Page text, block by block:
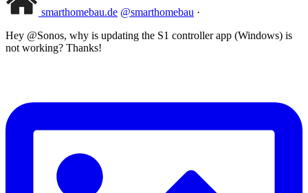
smarthomebau.de @smarthomebau ·
Hey @Sonos, why is updating the S1 controller app (Windows) is
not working? Thanks!